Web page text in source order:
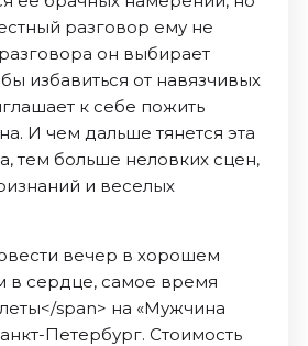
разговор ему не
он выбирает
избавиться от навязчивых
к себе пожить
И чем дальше тянется эта
тем больше неловких сцен,
и веселых
вечер в хорошем
в сердце, самое время
span> на «Мужчина
Петербург. Стоимость